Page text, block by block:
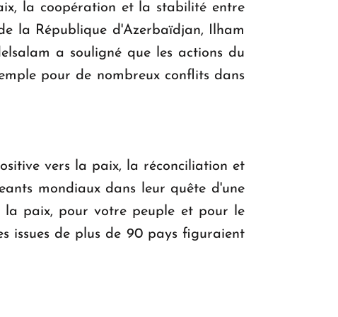
la coopération et la stabilité entre
la République d'Azerbaïdjan, Ilham
a souligné que les actions du
pour de nombreux conflits dans
vers la paix, la réconciliation et
mondiaux dans leur quête d'une
la paix, pour votre peuple et pour le
issues de plus de 90 pays figuraient